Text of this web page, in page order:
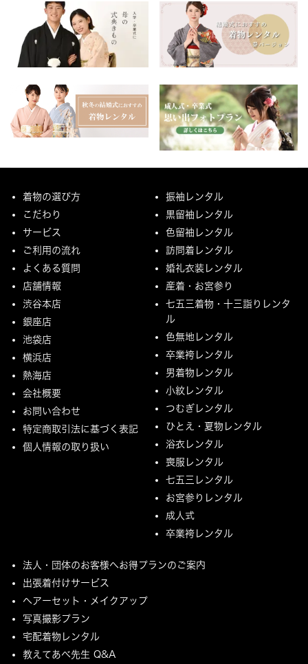
着物の選び方
こだわり
サービス
ご利用の流れ
よくある質問
店舗情報
渋谷本店
銀座店
池袋店
横浜店
熱海店
会社概要
お問い合わせ
特定商取引法に基づく表記
個人情報の取り扱い
振袖レンタル
黒留袖レンタル
色留袖レンタル
訪問着レンタル
婚礼衣装レンタル
産着・お宮参り
七五三着物・十三詣りレンタ
ル
色無地レンタル
卒業袴レンタル
男着物レンタル
小紋レンタル
つむぎレンタル
ひとえ・夏物レンタル
浴衣レンタル
喪服レンタル
七五三レンタル
お宮参りレンタル
成人式
卒業袴レンタル
法人・団体のお客様へお得プランのご案内
出張着付けサービス
ヘアーセット・メイクアップ
写真撮影プラン
宅配着物レンタル
教えてあべ先生 Q&A